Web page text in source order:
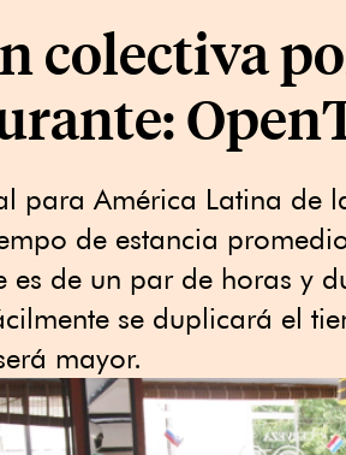
colectiva
para América Latina de
de estancia
es de un par de horas y
se duplicará el
mayor.